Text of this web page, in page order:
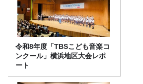
令和8年度「TBSこども音楽コ
ンクール」横浜地区大会レポ
ート